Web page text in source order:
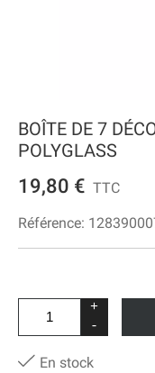
BOÎTE DE 7
POLYGLASS
19,80 € TTC
Référence:
+
-
En stock